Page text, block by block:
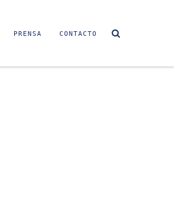
PRENSA CONTACTO